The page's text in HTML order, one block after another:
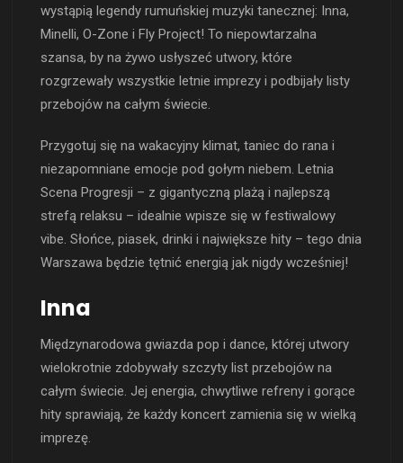
wystąpią legendy rumuńskiej muzyki tanecznej: Inna,
Minelli, O-Zone i Fly Project! To niepowtarzalna
szansa, by na żywo usłyszeć utwory, które
rozgrzewały wszystkie letnie imprezy i podbijały listy
przebojów na całym świecie.
Przygotuj się na wakacyjny klimat, taniec do rana i
niezapomniane emocje pod gołym niebem. Letnia
Scena Progresji – z gigantyczną plażą i najlepszą
strefą relaksu – idealnie wpisze się w festiwalowy
vibe. Słońce, piasek, drinki i największe hity – tego dnia
Warszawa będzie tętnić energią jak nigdy wcześniej!
Inna
Międzynarodowa gwiazda pop i dance, której utwory
wielokrotnie zdobywały szczyty list przebojów na
całym świecie. Jej energia, chwytliwe refreny i gorące
hity sprawiają, że każdy koncert zamienia się w wielką
imprezę.